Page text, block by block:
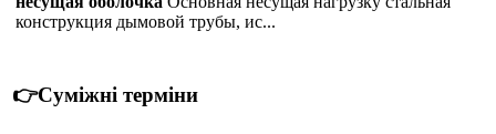
конструкция дымовой трубы, ис...
👉Суміжні терміни